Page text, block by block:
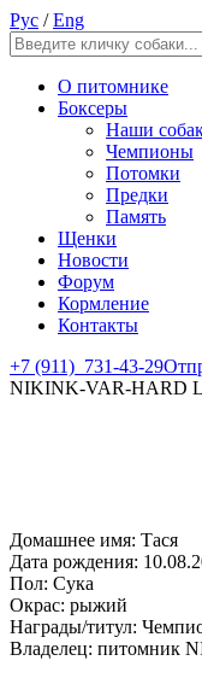
Рус /Eng
О питомнике
Боксеры
Наши
Чемпионы
Потомки
Предки
Память
Щенки
Новости
Форум
Кормление
Контакты
+7 (911) 731-43-29
NIKINK-VAR-HARD
Домашнее имя: Тася
Дата рождения:
Пол: Сука
Окрас: рыжий
Награды/титул:
Владелец: питомник